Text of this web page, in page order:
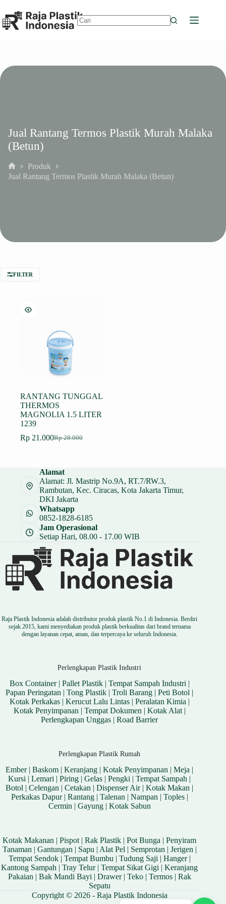
to
content
Jual Rantang Termos Plastik Murah Malaka
(Betun)
Home
Produk
Jual Rantang Termos Plastik Murah Malaka (Betun)
FILTER
RANTANG TUNGGAL
THERMOS
MAGNOLIA 1.5 LITER
1239
Rp28.000
Harga
Rp 28.000.
Rp 21.000Harga
adalah:
Rp 21.000.
Alamat
Alamat: Jl. Mastrip No.9A, RT.7/RW.3,
Rambutan, Kec. Ciracas, Kota Jakarta Timur,
DKI Jakarta
Whatsapp
0852-1828-6185
Jam Operasional
Setiap Hari, 08.00 - 17.00 WIB
Raja Plastik Indonesia adalah distributor produk plastik No.1 di Indonesia. Berdiri
sejak 2015, kami menyediakan produk plastik berkualitas dari brand ternama
dengan layanan cepat, aman, dan terpercaya ke seluruh Indonesia.
Perlengkapan Plastik Industri
Box Container| Pallet Plastik| Tempat Sampah Industri |
Papan Peringatan |Tong Plastik |Troli Barang |Peti Botol |
Kotak Perkakas| Kerucut Lalu Lintas| Peralatan Kimia |
Kotak Penyimpanan | Tempat Dokumen | Kotak Alat|
Perlengkapan Unggas |Road Barrier
Perlengkapan Plastik Rumah
Ember|Baskom |Keranjang |Kotak Penyimpanan |Meja |
Kursi |Lemari |Piring |Gelas |Pengki |Tempat Sampah |
Botol |Celengan |Cetakan |Dispenser Air|Kotak Makan |
Perkakas Dapur| Rantang| Talenan| Nampan| Toples|
Cermin| Gayung| Kotak Sabun
Kotak Makanan |Pispot|Rak Plastik |Pot Bunga |Penyiram
Tanaman| Gantungan| Sapu| Alat Pel| Semprotan| Jerigen|
Tempat Sendok| Tempat Bumbu| Tudung Saji| Hanger|
Kantong Sampah |Tray Telur|Tempat Sikat Gigi |Keranjang
Pakaian| Bak Mandi Bayi| Drawer| Teko| Termos| Rak
Sepatu
Copyright © 2026 - Raja Plastik Indonesia